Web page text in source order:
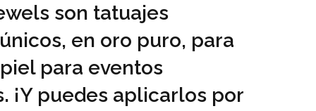
son tatuajes
en oro puro, para
para eventos
¡Y puedes aplicarlos por